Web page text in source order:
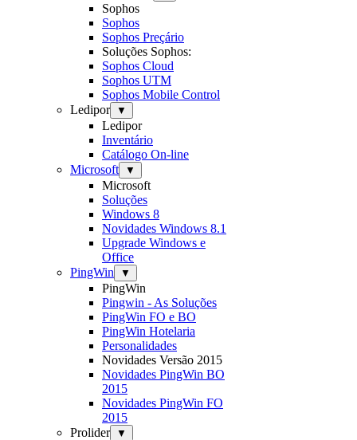
Sophos
Sophos
Sophos Preçário
Soluções Sophos:
Sophos Cloud
Sophos UTM
Sophos Mobile Control
Ledipor
▼
Ledipor
Inventário
Catálogo On-line
Microsoft
▼
Microsoft
Soluções
Windows 8
Novidades Windows 8.1
Upgrade Windows e
Office
PingWin
▼
PingWin
Pingwin - As Soluções
PingWin FO e BO
PingWin Hotelaria
Personalidades
Novidades Versão 2015
Novidades PingWin BO
2015
Novidades PingWin FO
2015
Prolider
▼